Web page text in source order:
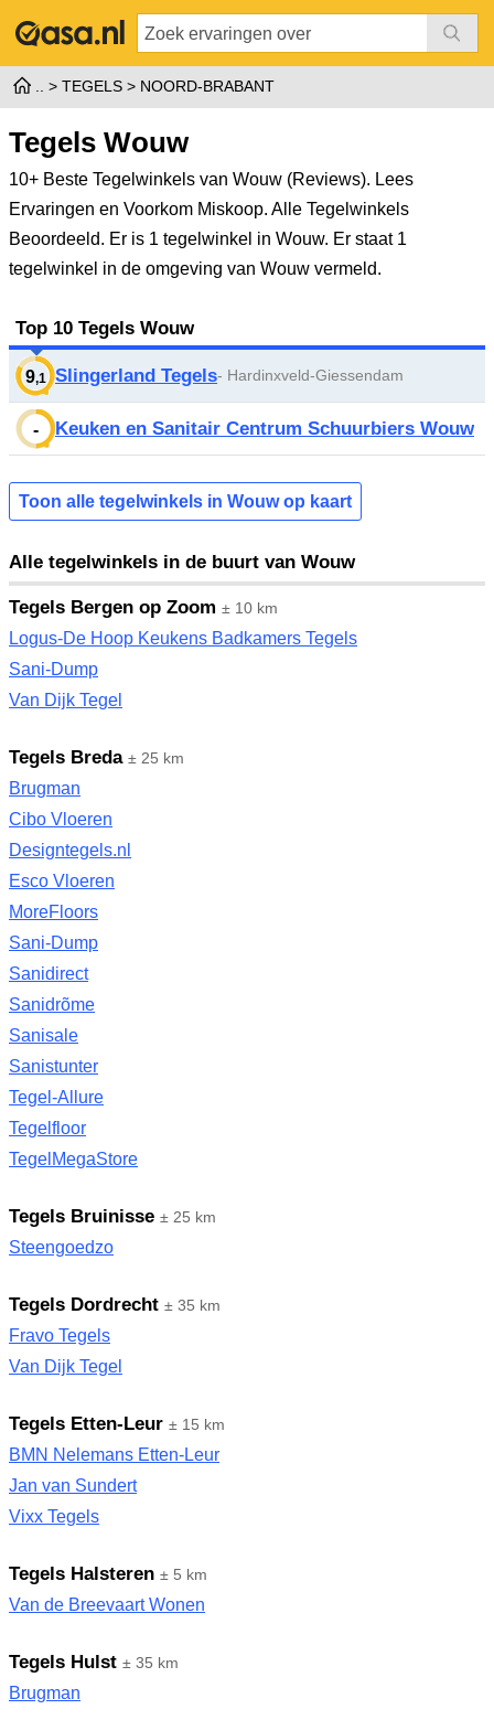
TEGELS NOORD-BRABANT
Tegels Wouw
10+ Beste Tegelwinkels van Wouw (Reviews). Lees
Ervaringen en Voorkom Miskoop. Alle Tegelwinkels
Beoordeeld. Er is 1 tegelwinkel in Wouw. Er staat 1
tegelwinkel in de omgeving van Wouw vermeld.
Top 10 Tegels Wouw
9,1 Slingerland Tegels- Hardinxveld-Giessendam
- Keuken en Sanitair Centrum Schuurbiers Wouw
Toon alle tegelwinkels in Wouw op kaart
Alle tegelwinkels in de buurt van Wouw
Tegels Bergen op Zoom ± 10 km
Logus-De Hoop Keukens Badkamers Tegels
Sani-Dump
Van Dijk Tegel
Tegels Breda ± 25 km
Brugman
Cibo Vloeren
Designtegels.nl
Esco Vloeren
MoreFloors
Sani-Dump
Sanidirect
Sanidrõme
Sanisale
Sanistunter
Tegel-Allure
Tegelfloor
TegelMegaStore
Tegels Bruinisse ± 25 km
Steengoedzo
Tegels Dordrecht ± 35 km
Fravo Tegels
Van Dijk Tegel
Tegels Etten-Leur ± 15 km
BMN Nelemans Etten-Leur
Jan van Sundert
Vixx Tegels
Tegels Halsteren ± 5 km
Van de Breevaart Wonen
Tegels Hulst ± 35 km
Brugman